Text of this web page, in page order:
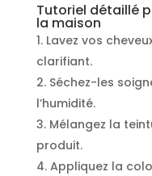
Tutoriel détaillé
la maison
Lavez vos
clarifiant.
Séchez-les
l’humidité.
Mélangez la
produit.
Appliquez la